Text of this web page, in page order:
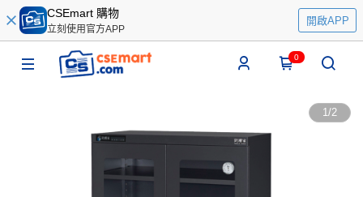
CSEmart 購物
立刻使用官方APP
開啟APP
0
1/2